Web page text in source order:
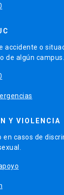
accidente o
de algún campus.
Y VIOLENCIA
en casos de